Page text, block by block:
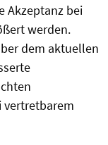
Akzeptanz bei
werden.
dem aktuellen
vertretbarem